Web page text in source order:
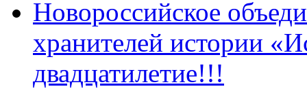
Новороссийское
хранителей истории
двадцатилетие!!!